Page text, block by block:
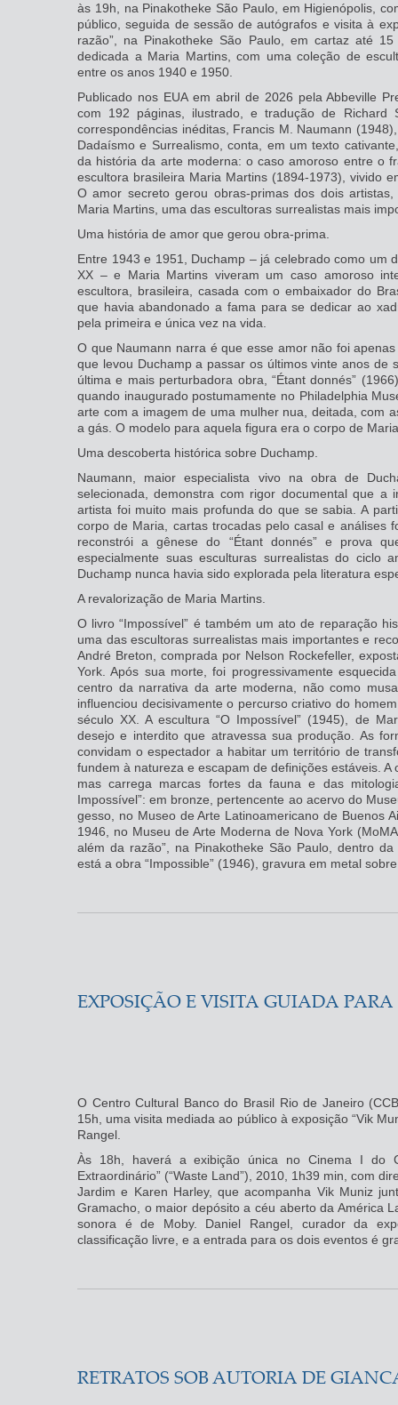
às 19h, na Pinakotheke São Paulo, em Higienópolis,
público, seguida de sessão de autógrafos e visita à
razão”, na Pinakotheke São Paulo, em cartaz até
dedicada a Maria Martins, com uma coleção de
entre os anos 1940 e 1950.
Publicado nos EUA em abril de 2026 pela Abbeville
com 192 páginas, ilustrado, e tradução de Richard
correspondências inéditas, Francis M. Naumann
Dadaísmo e Surrealismo, conta, em um texto
da história da arte moderna: o caso amoroso entre o
escultora brasileira Maria Martins (1894-1973), vivido
O amor secreto gerou obras-primas dos dois
Maria Martins, uma das escultoras surrealistas mais
Uma história de amor que gerou obra-prima.
Entre 1943 e 1951, Duchamp – já celebrado como um
XX – e Maria Martins viveram um caso amoroso
escultora, brasileira, casada com o embaixador do
que havia abandonado a fama para se dedicar ao
pela primeira e única vez na vida.
O que Naumann narra é que esse amor não foi
que levou Duchamp a passar os últimos vinte anos de
última e mais perturbadora obra, “Étant donnés”
quando inaugurado postumamente no Philadelphia
arte com a imagem de uma mulher nua, deitada, com
a gás. O modelo para aquela figura era o corpo de
Uma descoberta histórica sobre Duchamp.
Naumann, maior especialista vivo na obra de
selecionada, demonstra com rigor documental que a
artista foi muito mais profunda do que se sabia. A
corpo de Maria, cartas trocadas pelo casal e análises
reconstrói a gênese do “Étant donnés” e prova
especialmente suas esculturas surrealistas do ciclo
Duchamp nunca havia sido explorada pela literatura
A revalorização de Maria Martins.
O livro “Impossível” é também um ato de reparação
uma das escultoras surrealistas mais importantes e
André Breton, comprada por Nelson Rockefeller,
York. Após sua morte, foi progressivamente
centro da narrativa da arte moderna, não como
influenciou decisivamente o percurso criativo do
século XX. A escultura “O Impossível” (1945), de
desejo e interdito que atravessa sua produção. As
convidam o espectador a habitar um território de
fundem à natureza e escapam de definições estáveis.
mas carrega marcas fortes da fauna e das
Impossível”: em bronze, pertencente ao acervo do
gesso, no Museo de Arte Latinoamericano de Buenos
1946, no Museu de Arte Moderna de Nova York
além da razão”, na Pinakotheke São Paulo, dentro
está a obra “Impossible” (1946), gravura em metal
EXPOSIÇÃO E VISITA GUIADA
O Centro Cultural Banco do Brasil Rio de Janeiro
15h, uma visita mediada ao público à exposição “Vik
Rangel.
Às 18h, haverá a exibição única no Cinema I do
Extraordinário” (“Waste Land”), 2010, 1h39 min, com
Jardim e Karen Harley, que acompanha Vik Muniz
Gramacho, o maior depósito a céu aberto da América
sonora é de Moby. Daniel Rangel, curador da
classificação livre, e a entrada para os dois eventos é
RETRATOS SOB AUTORIA DE